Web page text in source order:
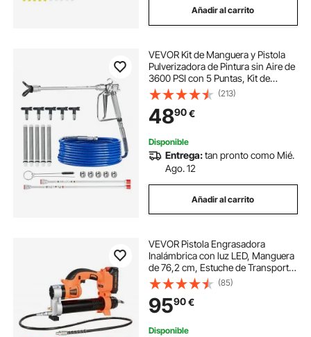
Añadir al carrito
VEVOR Kit de Manguera y Pistola
Pulverizadora de Pintura sin Aire de
3600 PSI con 5 Puntas, Kit de
Pistola Pulverizadora Sin Aire con
Junta Giratoria con Filtros,
Manguera y Varillas de Extensión
(213)
4890€
Disponible
Entrega:tan pronto como Mié.
Ago. 12
Añadir al carrito
VEVOR Pistola Engrasadora
Inalámbrica con luz LED, Manguera
de 76,2 cm, Estuche de Transporte,
Gatillos de Velocidad Variable
Presión Máxima de 8000 PSI para
Engrasar Vehículos o Máquinas
(85)
9590€
Disponible